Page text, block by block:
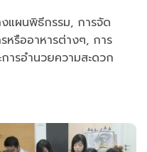
แผนพิธีกรรม, การจัด
หรืออาหารต่างๆ, การ
ารอำนวยความสะดวก